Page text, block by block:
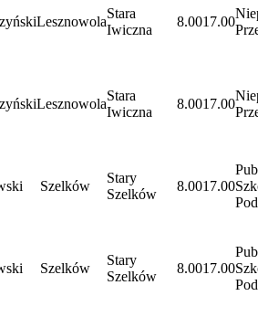
Lesznowola
Stara
Iwiczna
8.0017.00
Lesznowola
Stara
Iwiczna
8.0017.00
Szelków
Stary
Szelków
8.0017.00
Szelków
Stary
Szelków
8.0017.00